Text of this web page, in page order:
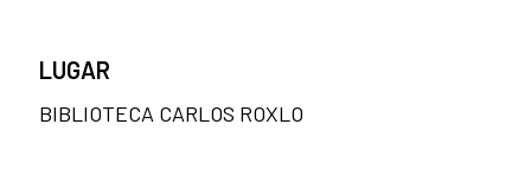
LUGAR
BIBLIOTECA CARLOS ROXLO